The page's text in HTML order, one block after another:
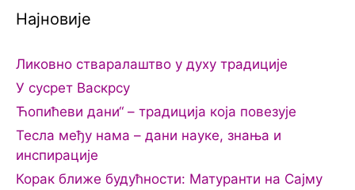
Најновије
Ликовно стваралаштво у духу традиције
У сусрет Васкрсу
Ћопићеви дани“ – традиција која повезује
Тесла међу нама – дани науке, знања и
инспирације
Корак ближе будућности: Матуранти на Сајму